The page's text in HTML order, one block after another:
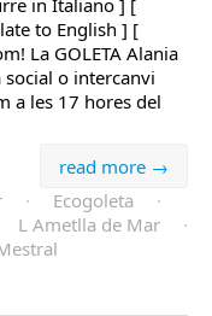
in Italiano ] [
to English ] [
La GOLETA Alania
o intercanvi
a les 17 hores del
read more →
· Ecogoleta
·
L Ametlla de Mar
·